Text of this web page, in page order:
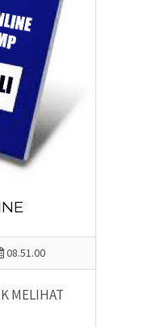
08.51.00
MELIHAT